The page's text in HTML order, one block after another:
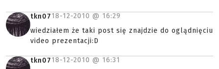
tkn0718-12-2010 @ 16:29
wiedziałem że taki post się znajdzie do oglądnięciu
video prezentacji:D
tkn0718-12-2010 @ 16:31